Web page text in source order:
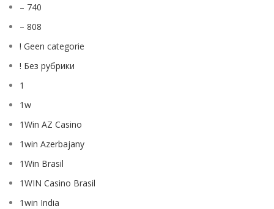
– 740
– 808
! Geen categorie
! Без рубрики
1
1w
1Win AZ Casino
1win Azerbajany
1Win Brasil
1WIN Casino Brasil
1win India